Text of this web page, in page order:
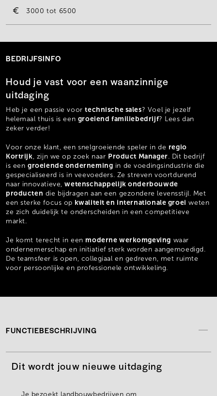
3000 6500
BEDRIJFSINFO
Houd je vast voor een waanzinnige
uitdaging
Heb je een passie voortechnische sales? Voel je jezelf
helemaal thuis is een groeiend familiebedrijf? Lees dan
zeker verder!
Voor onze klant, een snelgroeiende speler in de regio
Kortrijk
, zijn we op zoek naar Product Manager . Dit bedrijf
is eengroeiende onderneming in de voedingsindustrie die
gespecialiseerd is in veevoeders. Ze streven voortdurend
naar innovatieve,wetenschappelijk onderbouwde
producten die bijdragen aan een gezondere levensstijl. Met
een sterke focus op kwaliteit en internationale groei weten
ze zich duidelijk te onderscheiden in een competitieve
markt.
Je komt terecht in een moderne werkomgeving waar
ondernemerschap en initiatief sterk worden aangemoedigd.
De teamsfeer is open, collegiaal en gedreven, met ruimte
voor persoonlijke en professionele ontwikkeling.
FUNCTIEBESCHRIJVING
Dit wordt jouw nieuwe uitdaging
Je bezoekt landbouwbedrijven om